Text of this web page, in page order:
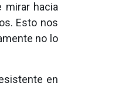
mirar hacia
Esto nos
no lo
en